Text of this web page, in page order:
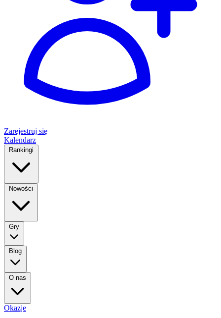
Zarejestruj się
Kalendarz
Rankingi
Nowości
Gry
Blog
O nas
Okazje